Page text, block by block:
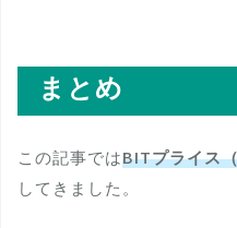
まとめ
この記事ではBITプライス
してきました。